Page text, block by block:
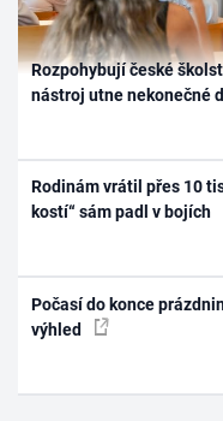
Rozpohybují české
nástroj utne nekonečné
Rodinám vrátil přes 10
kostí“ sám padl v bojích
Počasí do konce
výhled